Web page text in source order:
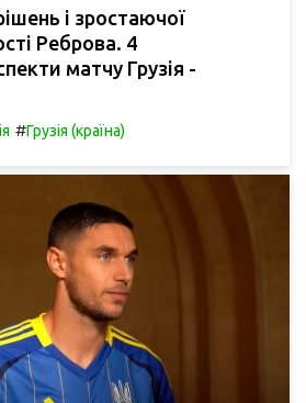
і зростаючої
Реброва. 4
матчу Грузія -
#Грузія (країна)